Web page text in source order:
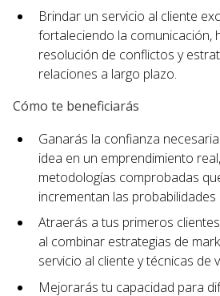
Brindar un servicio al cliente
fortaleciendo la comunicación,
resolución de conflictos y
relaciones a largo plazo.
Cómo te beneficiarás
Ganarás la confianza
idea en un emprendimiento
metodologías comprobadas
incrementan las probabilidades
Atraerás a tus primeros
al combinar estrategias de
servicio al cliente y técnicas de
Mejorarás tu capacidad para